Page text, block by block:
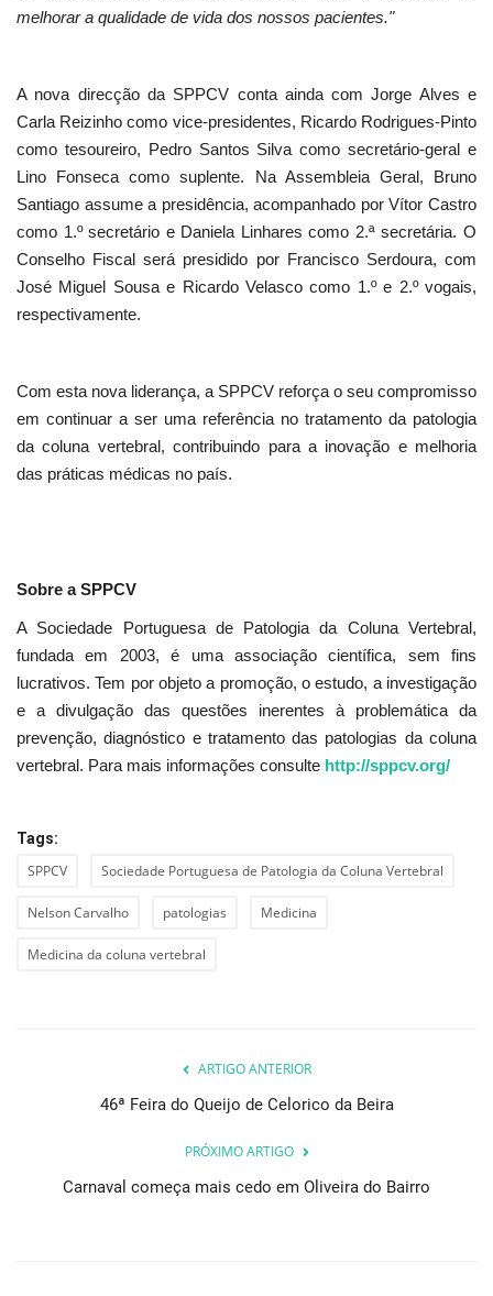
melhorar a qualidade de vida dos nossos pacientes."
A nova direcção da SPPCV conta ainda com Jorge Alves e
Carla Reizinho como vice-presidentes, Ricardo Rodrigues-Pinto
como tesoureiro, Pedro Santos Silva como secretário-geral e
Lino Fonseca como suplente. Na Assembleia Geral, Bruno
Santiago assume a presidência, acompanhado por Vítor Castro
como 1.º secretário e Daniela Linhares como 2.ª secretária. O
Conselho Fiscal será presidido por Francisco Serdoura, com
José Miguel Sousa e Ricardo Velasco como 1.º e 2.º vogais,
respectivamente.
Com esta nova liderança, a SPPCV reforça o seu compromisso
em continuar a ser uma referência no tratamento da patologia
da coluna vertebral, contribuindo para a inovação e melhoria
das práticas médicas no país.
Sobre a SPPCV
A Sociedade Portuguesa de Patologia da Coluna Vertebral,
fundada em 2003, é uma associação científica, sem fins
lucrativos. Tem por objeto a promoção, o estudo, a investigação
e a divulgação das questões inerentes à problemática da
prevenção, diagnóstico e tratamento das patologias da coluna
vertebral. Para mais informações consulte http://sppcv.org/
Tags:
SPPCV Sociedade Portuguesa de Patologia da Coluna Vertebral
Nelson Carvalho patologias Medicina
Medicina da coluna vertebral
ARTIGO ANTERIOR
46ª Feira do Queijo de Celorico da Beira
PRÓXIMO ARTIGO
Carnaval começa mais cedo em Oliveira do Bairro